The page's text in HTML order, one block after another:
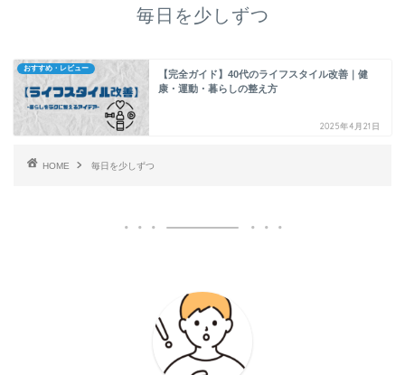
毎日を少しずつ
おすすめ・レビュー
【完全ガイド】40代のライフスタイル改善｜健
康・運動・暮らしの整え方
2025年4月21日
HOME 毎日を少しずつ